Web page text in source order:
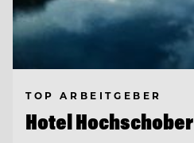
TOP ARBEITGEBER
Hotel Hochschober